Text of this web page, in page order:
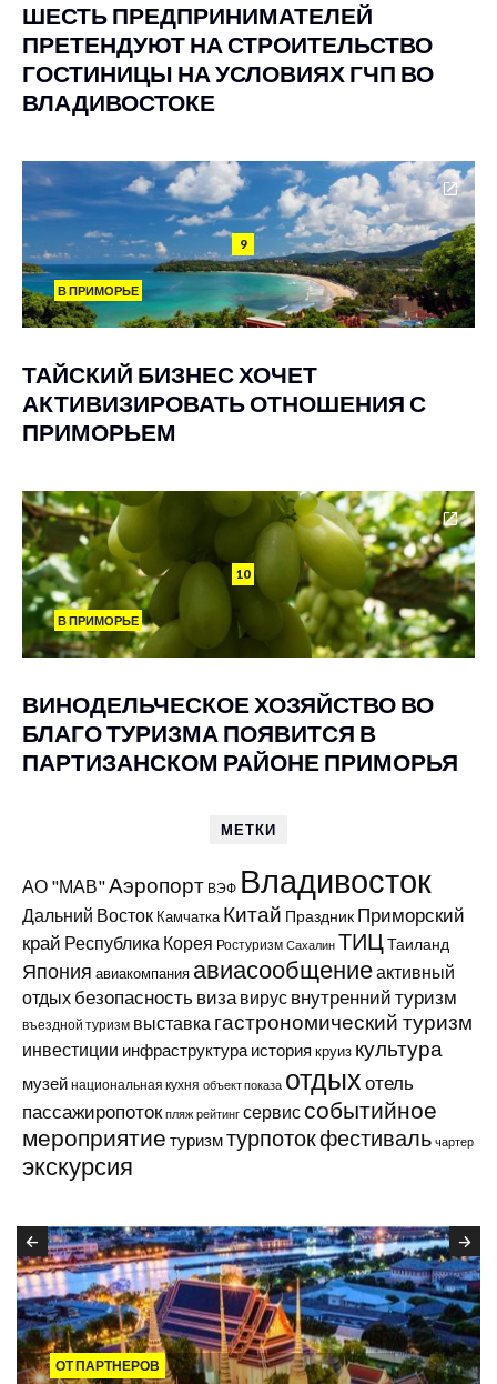
ШЕСТЬ ПРЕДПРИНИМАТЕЛЕЙ
ПРЕТЕНДУЮТ НА СТРОИТЕЛЬСТВО
ГОСТИНИЦЫ НА УСЛОВИЯХ ГЧП ВО
ВЛАДИВОСТОКЕ
9
В ПРИМОРЬЕ
ТАЙСКИЙ БИЗНЕС ХОЧЕТ
АКТИВИЗИРОВАТЬ ОТНОШЕНИЯ С
ПРИМОРЬЕМ
10
В ПРИМОРЬЕ
ВИНОДЕЛЬЧЕСКОЕ ХОЗЯЙСТВО ВО
БЛАГО ТУРИЗМА ПОЯВИТСЯ В
ПАРТИЗАНСКОМ РАЙОНЕ ПРИМОРЬЯ
МЕТКИ
АО "МАВ"Аэропорт ВЭФ Владивосток
Дальний Восток Камчатка Китай Праздник Приморский
край Республика Корея Ростуризм Сахалин ТИЦТаиланд
Япония авиакомпания авиасообщениеактивный
отдых безопасность виза вирус внутренний туризм
въездной туризм выставка гастрономический туризм
инвестиции инфраструктура история круиз культура
музей национальная кухня объект показа отдыхотель
пассажиропоток пляж рейтинг сервис событийное
мероприятие туризмтурпотокфестиваль чартер
экскурсия
ОТ ПАРТНЕРОВ